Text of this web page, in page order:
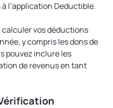
l’application Deductible.
calculer vos déductions
y compris les dons de
pouvez inclure les
de revenus en tant